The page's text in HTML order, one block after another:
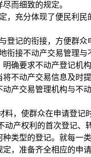
而细致的规定。
，充分体现了便民利
登记的衔接，方便群众
衔接不动产交易管理
明确要求不动产登记
不动产交易信息及时
产交易管理机构与不
料，使群众在申请登记
动产权利的首次登记
类型的登记。就每一
，准备齐全相应的申